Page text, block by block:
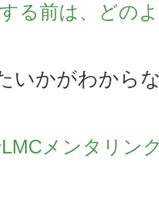
る前は、どの
いかがわから
メンタリン